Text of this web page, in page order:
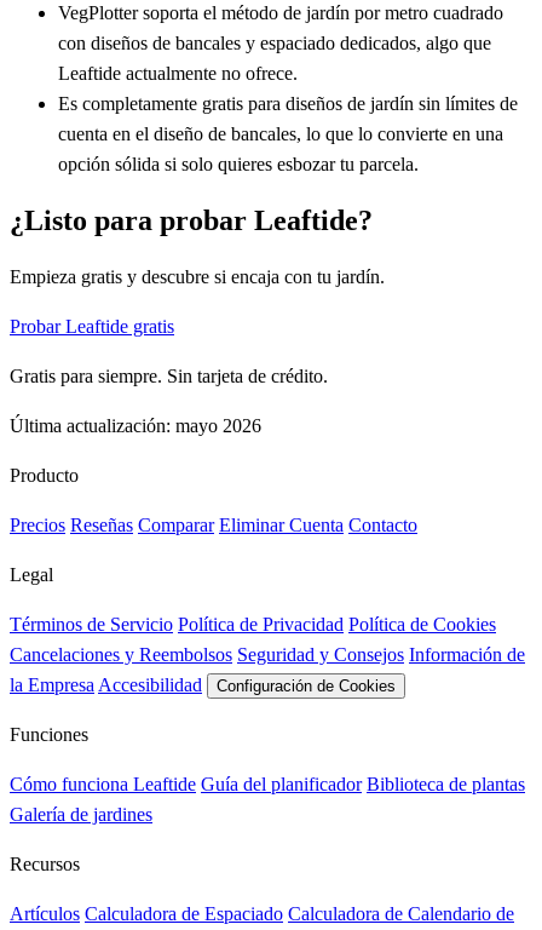
VegPlotter soporta el método de jardín por metro cuadrado
con diseños de bancales y espaciado dedicados, algo que
Leaftide actualmente no ofrece.
Es completamente gratis para diseños de jardín sin límites de
cuenta en el diseño de bancales, lo que lo convierte en una
opción sólida si solo quieres esbozar tu parcela.
¿Listo para probar Leaftide?
Empieza gratis y descubre si encaja con tu jardín.
Probar Leaftide gratis
Gratis para siempre. Sin tarjeta de crédito.
Última actualización: mayo 2026
Producto
Precios Reseñas Comparar Eliminar Cuenta Contacto
Legal
Términos de Servicio Política de Privacidad Política de Cookies
Cancelaciones y Reembolsos Seguridad y Consejos Información de
la Empresa Accesibilidad Configuración de Cookies
Funciones
Cómo funciona Leaftide Guía del planificador Biblioteca de plantas
Galería de jardines
Recursos
Artículos Calculadora de Espaciado Calculadora de Calendario de